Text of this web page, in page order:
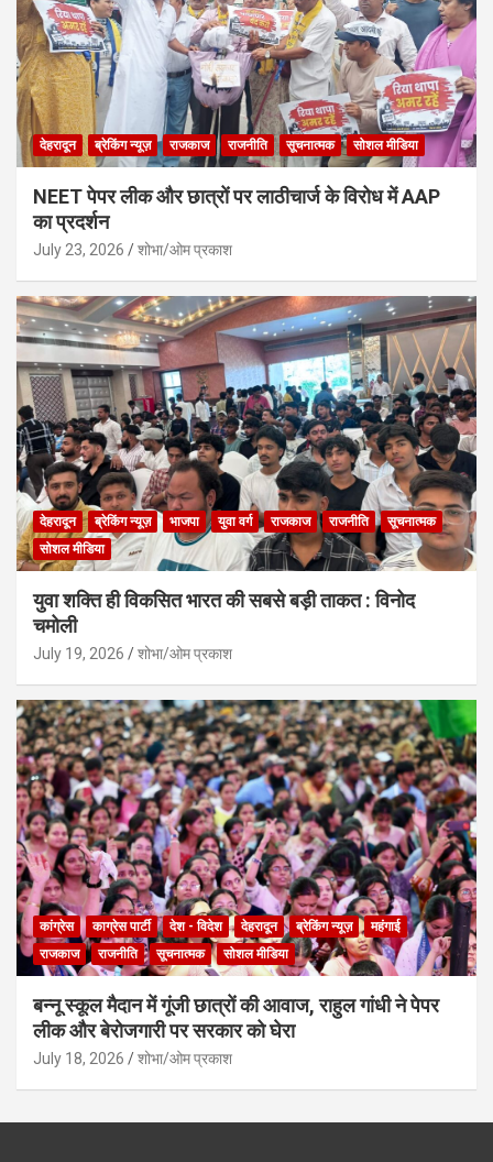
देहरादून ब्रेकिंग न्यूज़ राजकाज राजनीति सूचनात्मक सोशल मीडिया
NEET पेपर लीक और छात्रों पर लाठीचार्ज के विरोध में AAP
का प्रदर्शन
July 23, 2026 शोभा/ओम प्रकाश
देहरादून ब्रेकिंग न्यूज़ भाजपा युवा वर्ग राजकाज राजनीति
सूचनात्मक
सोशल मीडिया
युवा शक्ति ही विकसित भारत की सबसे बड़ी ताकत : विनोद
चमोली
July 19, 2026 शोभा/ओम प्रकाश
कांग्रेस काग्रेस पार्टी देश - विदेश देहरादून ब्रेकिंग न्यूज़
महंगाई
राजकाज
राजनीति सूचनात्मक सोशल मीडिया
बन्नू स्कूल मैदान में गूंजी छात्रों की आवाज, राहुल गांधी ने पेपर
लीक और बेरोजगारी पर सरकार को घेरा
July 18, 2026 शोभा/ओम प्रकाश